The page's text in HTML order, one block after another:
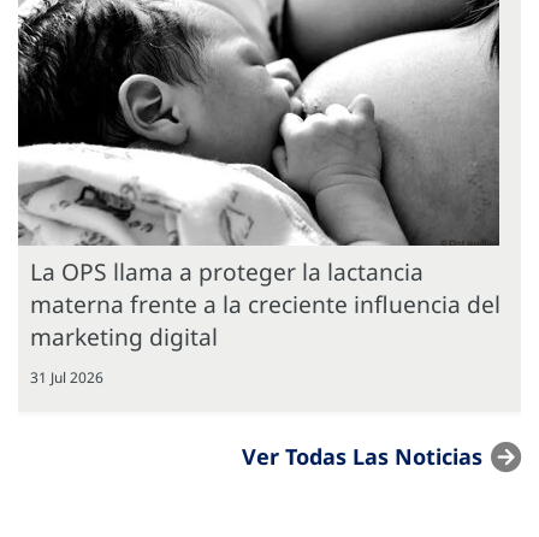
La OPS llama a proteger la lactancia
materna frente a la creciente influencia del
marketing digital
31 Jul 2026
Ver Todas Las Noticias